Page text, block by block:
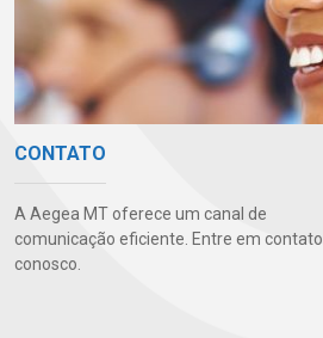
CONTATO
A Aegea MT oferece um canal de
comunicação eficiente. Entre em contato
conosco.